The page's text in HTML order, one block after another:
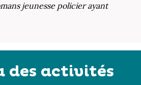
jeunesse policier ayant
des activités